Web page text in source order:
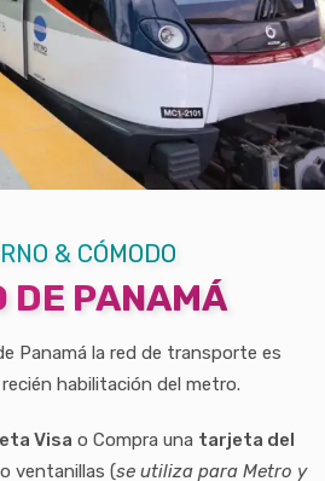
& CÓMODO
DE PANAMÁ
Panamá la red de transporte es
habilitación del metro.
Visa o Compra una tarjeta del
ventanillas (se utiliza para Metro y